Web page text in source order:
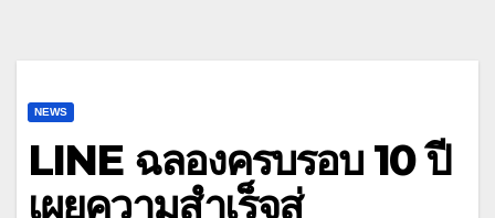
NEWS
LINE ฉลองครบรอบ 10 ปี
เผยความสำเร็จสู่